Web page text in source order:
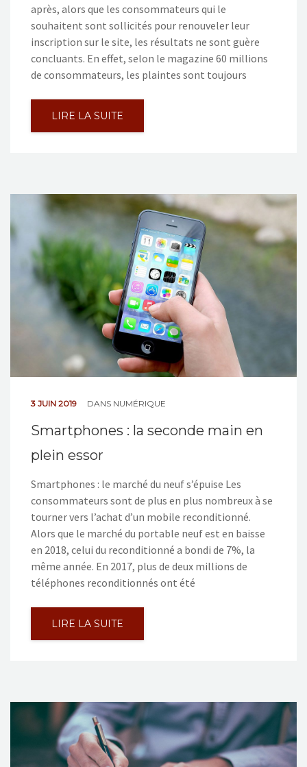
après, alors que les consommateurs qui le
souhaitent sont sollicités pour renouveler leur
inscription sur le site, les résultats ne sont guère
concluants. En effet, selon le magazine 60 millions
de consommateurs, les plaintes sont toujours
LIRE LA SUITE
3 JUIN 2019 DANS NUMÉRIQUE
Smartphones : la seconde main en
plein essor
Smartphones : le marché du neuf s’épuise Les
consommateurs sont de plus en plus nombreux à se
tourner vers l’achat d’un mobile reconditionné.
Alors que le marché du portable neuf est en baisse
en 2018, celui du reconditionné a bondi de 7%, la
même année. En 2017, plus de deux millions de
téléphones reconditionnés ont été
LIRE LA SUITE